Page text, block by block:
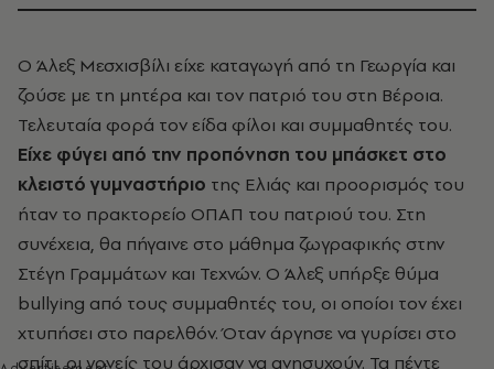
Ο Άλεξ Μεσχισβίλι είχε καταγωγή από τη Γεωργία και
ζούσε με τη μητέρα και τον πατριό του στη Βέροια.
Τελευταία φορά τον είδα φίλοι και συμμαθητές του.
Είχε φύγει από την προπόνηση του μπάσκετ στο
κλειστό γυμναστήριο της Ελιάς και προορισμός του
ήταν το πρακτορείο ΟΠΑΠ του πατριού του. Στη
συνέχεια, θα πήγαινε στο μάθημα ζωγραφικής στην
Στέγη Γραμμάτων και Τεχνών. Ο Άλεξ υπήρξε θύμα
bullying από τους συμμαθητές του, οι οποίοι τον έχει
χτυπήσει στο παρελθόν. Όταν άργησε να γυρίσει στο
σπίτι, οι γονείς του άρχισαν να ανησυχούν. Τα πέντε